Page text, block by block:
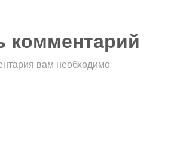
комментарий
вам необходимо